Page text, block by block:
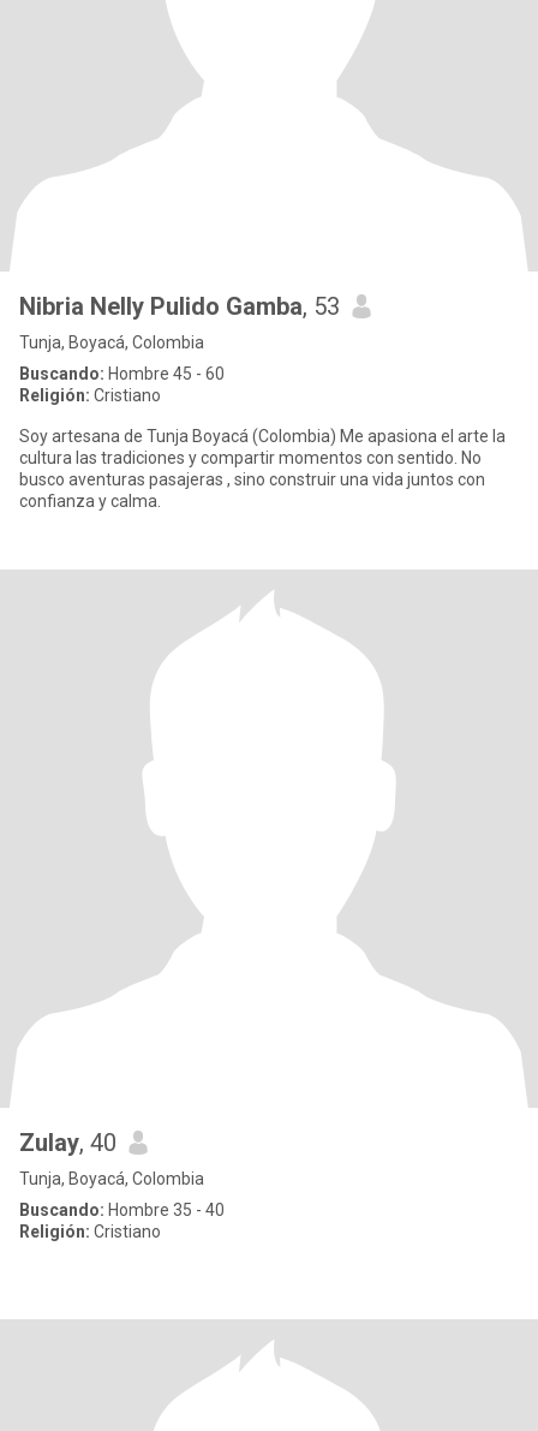
Nibria Nelly Pulido Gamba, 53
Tunja, Boyacá, Colombia
Buscando: Hombre 45 - 60
Religión: Cristiano
Soy artesana de Tunja Boyacá (Colombia) Me apasiona el arte la
cultura las tradiciones y compartir momentos con sentido. No
busco aventuras pasajeras , sino construir una vida juntos con
confianza y calma.
Zulay, 40
Tunja, Boyacá, Colombia
Buscando: Hombre 35 - 40
Religión: Cristiano